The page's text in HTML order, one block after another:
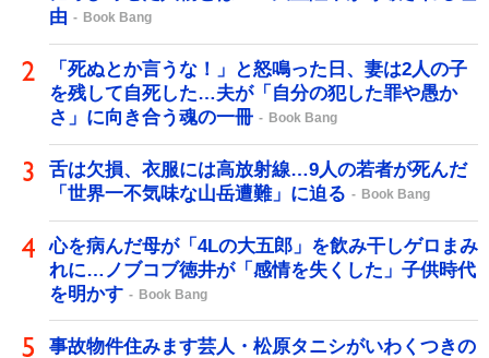
由
Book Bang
「死ぬとか言うな！」と怒鳴った日、妻は2人の子
を残して自死した…夫が「自分の犯した罪や愚か
さ」に向き合う魂の一冊
Book Bang
舌は欠損、衣服には高放射線…9人の若者が死んだ
「世界一不気味な山岳遭難」に迫る
Book Bang
心を病んだ母が「4Lの大五郎」を飲み干しゲロまみ
れに…ノブコブ徳井が「感情を失くした」子供時代
を明かす
Book Bang
事故物件住みます芸人・松原タニシがいわくつきの